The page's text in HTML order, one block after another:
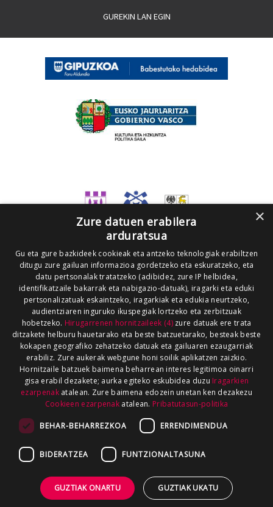
GUREKIN LAN EGIN
×
Zure datuen erabilera
arduratsua
Gu eta gure bazkideek cookieak eta antzeko teknologiak erabiltzen
ditugu zure gailuan informazioa gordetzeko eta eskuratzeko, eta
datu pertsonalak tratatzeko (adibidez, zure IP helbidea,
identifikatzaile bakarrak eta nabigazio-datuak), iragarki eta eduki
pertsonalizatuak eskaintzeko, iragarkiak eta edukia neurtzeko,
audientziaren inguruko ikuspegiak lortzeko eta zerbitzuak
hobetzeko. Hirugarrenen hornitzaileek (4)zure datuak ere trata
ditzakete helburu hauetarako eta beste batzuetarako, besteak beste
kokapen geografiko zehatzeko datuak eta gailuaren ezaugarriak
erabiliz. Zure aukerak webgune honi soilik aplikatzen zaizkio.
Hornitzaile batzuek baimena beharrean interes legitimoa oinarri
gisa erabil dezakete; aurka egiteko eskubidea duzu Iragarkien
ezarpenakatalean. Zure baimena edozein unetan ken dezakezu
Cookieen ezarpenak atalean. Pribatutasun-politika
BEHAR-BEHARREZKOA ERRENDIMENDUA
BIDERATZEA FUNTZIONALTASUNA
GUZTIAK ONARTU GUZTIAK UKATU